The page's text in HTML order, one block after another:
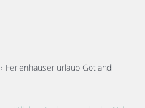
› Ferienhäuser urlaub Gotland